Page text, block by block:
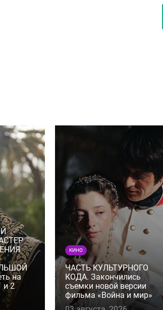
на
и 2
КИНО
ЧАСТЬ КУЛЬТУРНОГО
КОДА. Закончились
съемки новой версии
фильма «Война и мир»